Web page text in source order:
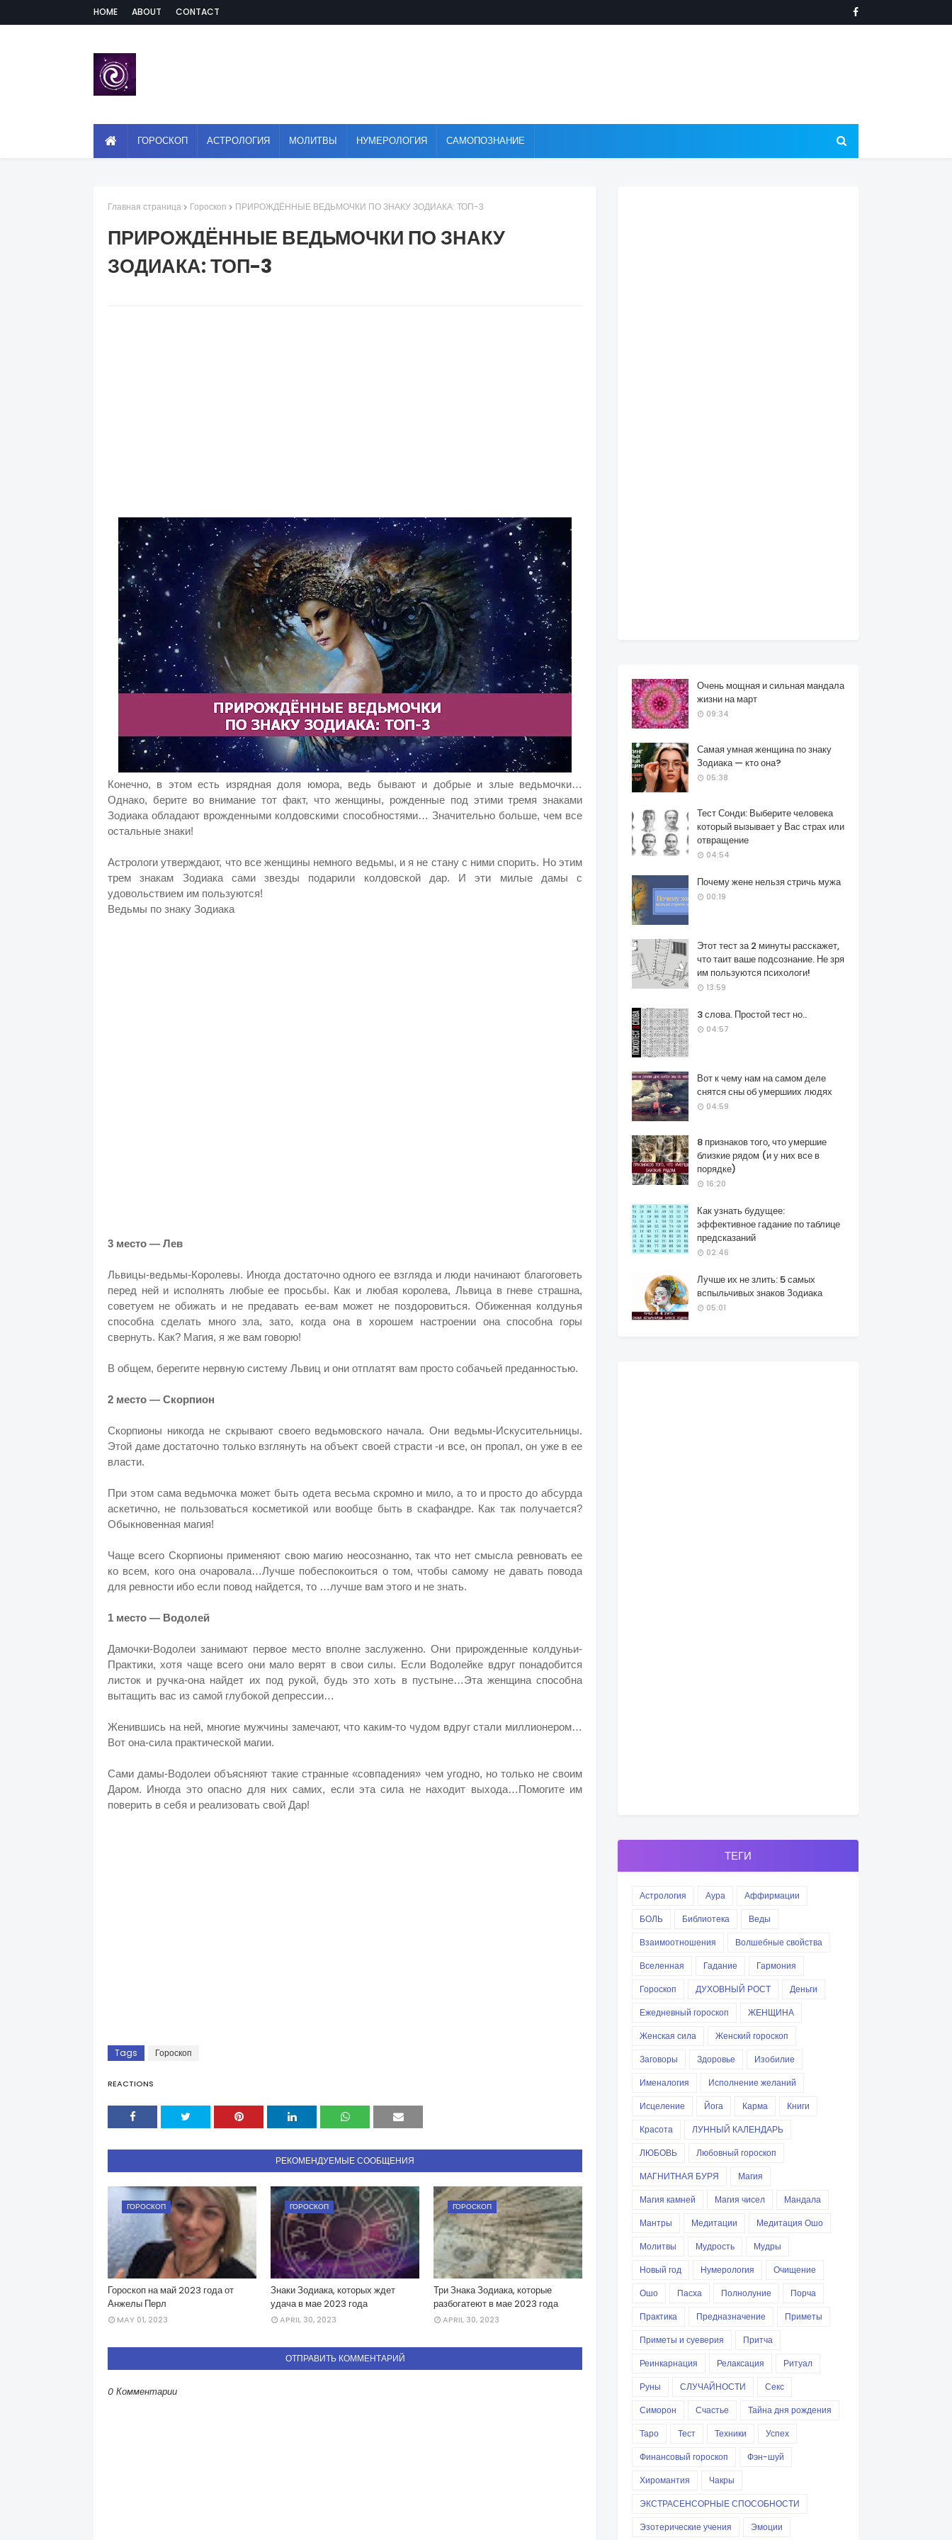
HOME ABOUT CONTACT
ГОРОСКОП АСТРОЛОГИЯ МОЛИТВЫ НУМЕРОЛОГИЯ САМОПОЗНАНИЕ
Главная страница Гороскоп ПРИРОЖДЁННЫЕ ВЕДЬМОЧКИ ПО ЗНАКУ ЗОДИАКА: ТОП-3
ПРИРОЖДЁННЫЕ ВЕДЬМОЧКИ ПО ЗНАКУ
ЗОДИАКА: ТОП-3
Конечно, в этом есть изрядная доля юмора, ведь бывают и добрые и злые ведьмочки…
Однако, берите во внимание тот факт, что женщины, рожденные под этими тремя знаками
Зодиака обладают врожденными колдовскими способностями… Значительно больше, чем все
остальные знаки!
Астрологи утверждают, что все женщины немного ведьмы, и я не стану с ними спорить. Но этим
трем знакам Зодиака сами звезды подарили колдовской дар. И эти милые дамы с
удовольствием им пользуются!
Ведьмы по знаку Зодиака
3 место — Лев
Львицы-ведьмы-Королевы. Иногда достаточно одного ее взгляда и люди начинают благоговеть
перед ней и исполнять любые ее просьбы. Как и любая королева, Львица в гневе страшна,
советуем не обижать и не предавать ее-вам может не поздоровиться. Обиженная колдунья
способна сделать много зла, зато, когда она в хорошем настроении она способна горы
свернуть. Как? Магия, я же вам говорю!
В общем, берегите нервную систему Львиц и они отплатят вам просто собачьей преданностью.
2 место — Скорпион
Скорпионы никогда не скрывают своего ведьмовского начала. Они ведьмы-Искусительницы.
Этой даме достаточно только взглянуть на объект своей страсти -и все, он пропал, он уже в ее
власти.
При этом сама ведьмочка может быть одета весьма скромно и мило, а то и просто до абсурда
аскетично, не пользоваться косметикой или вообще быть в скафандре. Как так получается?
Обыкновенная магия!
Чаще всего Скорпионы применяют свою магию неосознанно, так что нет смысла ревновать ее
ко всем, кого она очаровала…Лучше побеспокоиться о том, чтобы самому не давать повода
для ревности ибо если повод найдется, то …лучше вам этого и не знать.
1 место — Водолей
Дамочки-Водолеи занимают первое место вполне заслуженно. Они прирожденные колдуньи-
Практики, хотя чаще всего они мало верят в свои силы. Если Водолейке вдруг понадобится
листок и ручка-она найдет их под рукой, будь это хоть в пустыне…Эта женщина способна
вытащить вас из самой глубокой депрессии…
Женившись на ней, многие мужчины замечают, что каким-то чудом вдруг стали миллионером…
Вот она-сила практической магии.
Сами дамы-Водолеи объясняют такие странные «совпадения» чем угодно, но только не своим
Даром. Иногда это опасно для них самих, если эта сила не находит выхода…Помогите им
поверить в себя и реализовать свой Дар!
Tags Гороскоп
REACTIONS
РЕКОМЕНДУЕМЫЕ СООБЩЕНИЯ
ГОРОСКОП
Гороскоп на май 2023 года от
Анжелы Перл
MAY 01, 2023
ГОРОСКОП
Знаки Зодиака, которых ждет
удача в мае 2023 года
APRIL 30, 2023
ГОРОСКОП
Три Знака Зодиака, которые
разбогатеют в мае 2023 года
APRIL 30, 2023
ОТПРАВИТЬ КОММЕНТАРИЙ
0 Комментарии
Очень мощная и сильная мандала
жизни на март
09:34
Самая умная женщина по знаку
Зодиака — кто она?
05:38
Тест Сонди: Выберите человека
который вызывает у Вас страх или
отвращение
04:54
Почему жене нельзя стричь мужа
00:19
Этот тест за 2 минуты расскажет,
что таит ваше подсознание. Не зря
им пользуются психологи!
13:59
3 слова. Простой тест но..
04:57
Вот к чему нам на самом деле
снятся сны об умершиих людях
04:59
8 признаков того, что умершие
близкие рядом (и у них все в
порядке)
16:20
Как узнать будущее:
эффективное гадание по таблице
предсказаний
02:46
Лучше их не злить: 5 самых
вспыльчивых знаков Зодиака
05:01
ТЕГИ
Астрология Аура
Аффирмации
БОЛЬ
Библиотека
Веды
Взаимоотношения
Волшебные свойства
Вселенная
Гадание
Гармония
Гороскоп
ДУХОВНЫЙ РОСТ
Деньги
Ежедневный гороскоп
ЖЕНЩИНА
Женская сила
Женский гороскоп
Заговоры
Здоровье
Изобилие
Именалогия
Исполнение желаний
Исцеление
Йога Карма
Книги
Красота
ЛУННЫЙ КАЛЕНДАРЬ
ЛЮБОВЬ
Любовный гороскоп
МАГНИТНАЯ БУРЯ
Магия
Магия камней
Магия чисел
Мандала
Мантры
Медитации
Медитация Ошо
Молитвы
Мудрость
Мудры
Новый год
Нумерология
Очищение
Ошо
Пасха Полнолуние
Порча
Практика
Предназначение
Приметы
Приметы и суеверия
Притча
Реинкарнация
Релаксация
Ритуал
Руны
СЛУЧАЙНОСТИ
Секс
Симорон
Счастье
Тайна дня рождения
Таро
Тест Техники
Успех
Финансовый гороскоп
Фэн-шуй
Хиромантия
Чакры
ЭКСТРАСЕНСОРНЫЕ СПОСОБНОСТИ
Эзотерические учения
Эмоции